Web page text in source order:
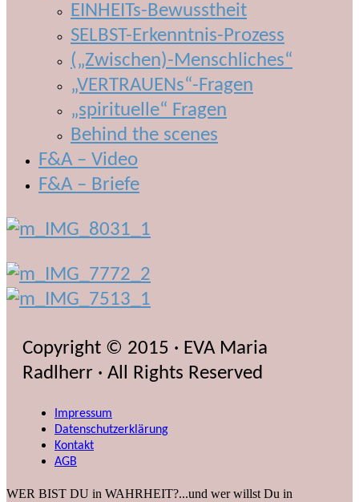
EINHEITs-Bewusstheit
SELBST-Erkenntnis-Prozess
(„Zwischen)-Menschliches“
„VERTRAUENs“-Fragen
„spirituelle“ Fragen
Behind the scenes
F&A – Video
F&A – Briefe
Copyright © 2015 · EVA Maria
Radlherr · All Rights Reserved
Impressum
Datenschutzerklärung
Kontakt
AGB
WER BIST DU in WAHRHEIT?...und wer willst Du in